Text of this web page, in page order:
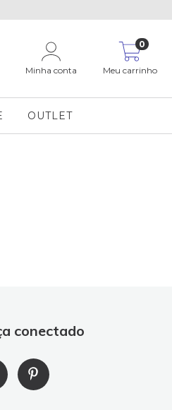
Minha conta Meu carrinho
0
OUTLET
conectado